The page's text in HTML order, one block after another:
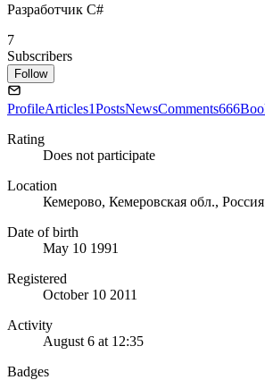
Разработчик C#
7
Subscribers
Follow
ProfileArticles1PostsNewsComments666
Rating
Does not participate
Location
Кемерово, Кемеровская обл., Россия
Date of birth
May 10 1991
Registered
October 10 2011
Activity
August 6 at 12:35
Badges